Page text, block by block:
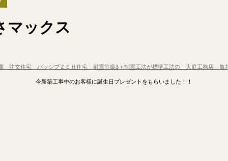
ックス
注文住宅 パッシブＺＥＨ住宅 耐震等級3＋制震工法が標準工法の 大庭工務店 亀
今新築工事中のお客様に誕生日プレゼントをもらいました！！